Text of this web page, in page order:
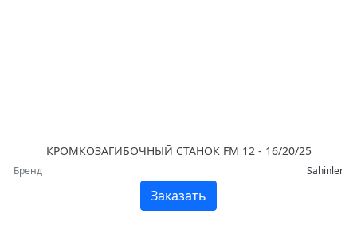
КРОМКОЗАГИБОЧНЫЙ СТАНОК FM 12 - 16/20/25
Бренд Sahinler
Заказать